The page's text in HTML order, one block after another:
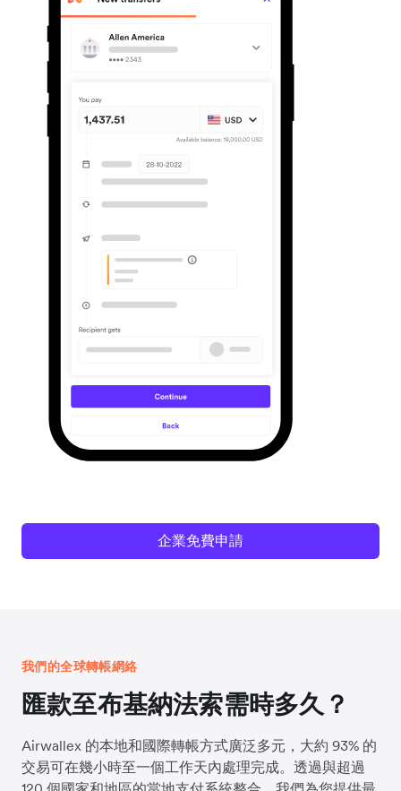
企業免費申請
我們的全球轉帳網絡
匯款至布基納法索需時多久？
Airwallex 的本地和國際轉帳方式廣泛多元，大約 93% 的
交易可在幾小時至一個工作天內處理完成。透過與超過